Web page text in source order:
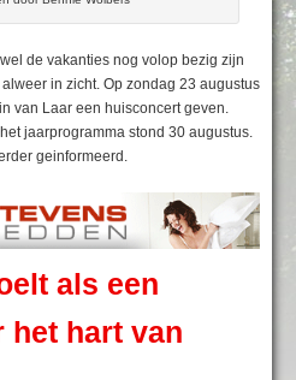
de vakanties nog volop bezig zijn
in zicht. Op zondag 23 augustus
van Laar een huisconcert geven.
jaarprogramma stond 30 augustus.
geinformeerd.
als een
het hart van